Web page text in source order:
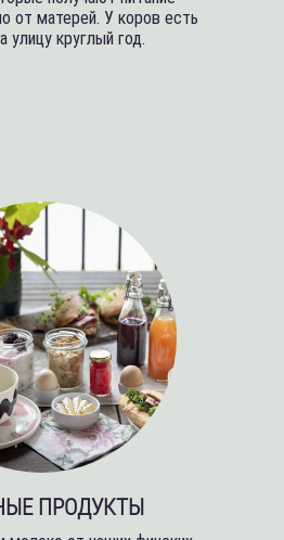
от матерей. У коров есть
улицу круглый год.
ПРОДУКТЫ